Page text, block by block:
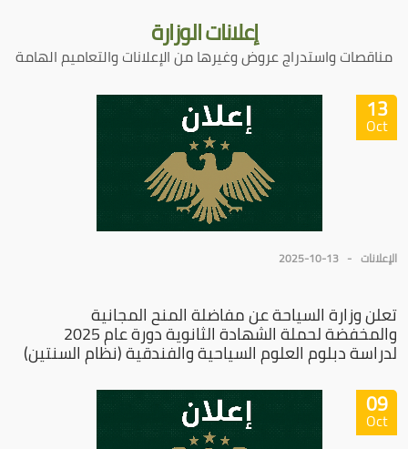
إعلاناتالوزارة
مناقصات واستدراج عروض وغيرها من الإعلانات والتعاميم الهامة
13
Oct
الإعلانات 2025-10-13
تعلن وزارة السياحة عن مفاضلة المنح المجانية
والمخفضة لحملة الشهادة الثانوية دورة عام 2025
لدراسة دبلوم العلوم السياحية والفندقية (نظام السنتين)
09
Oct